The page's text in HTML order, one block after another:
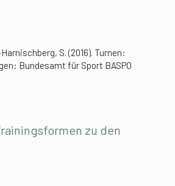
S. (2016). Turnen:
Bundesamt für Sport BASPO
zu den